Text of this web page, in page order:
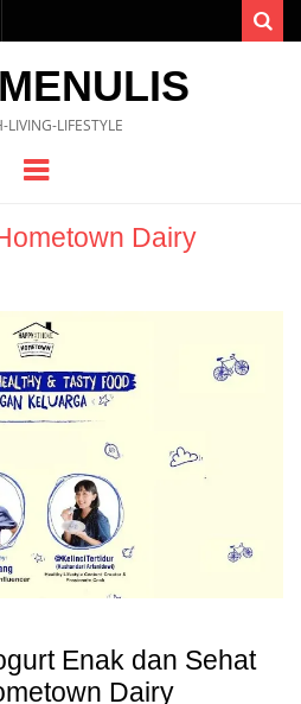
LIVING-LIFESTYLE
Menu
Dairy
Enak dan Sehat
Dairy